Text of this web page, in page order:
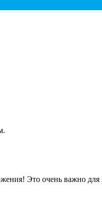
Это очень важно для